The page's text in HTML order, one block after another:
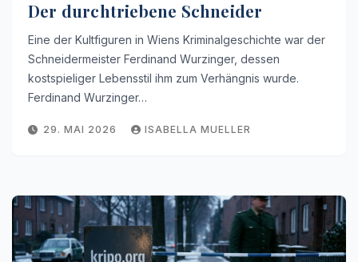
Der durchtriebene Schneider
Eine der Kultfiguren in Wiens Kriminalgeschichte war der
Schneidermeister Ferdinand Wurzinger, dessen
kostspieliger Lebensstil ihm zum Verhängnis wurde.
Ferdinand Wurzinger…
29. MAI 2026 ISABELLA MUELLER